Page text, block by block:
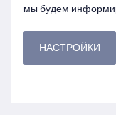
мы будем
НАСТРОЙКИ